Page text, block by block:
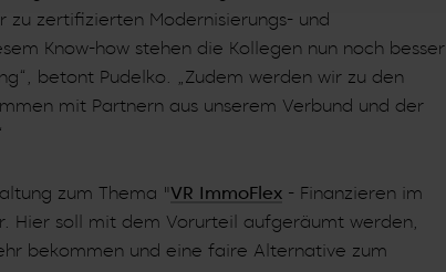
zu zertifizierten Modernisierungs- und
Know-how stehen die Kollegen nun noch besser
betont Pudelko. „Zudem werden wir zu den
mit Partnern aus unserem Verbund und der
zum Thema "VR ImmoFlex - Finanzieren im
Hier soll mit dem Vorurteil aufgeräumt werden,
bekommen und eine faire Alternative zum